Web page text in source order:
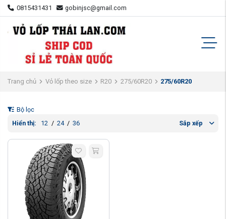
0815431431 gobinjsc@gmail.com
Trang chủ Vỏ lốp theo size R20 275/60R20 275/60R20
Bộ lọc
Hiển thị:
12 / 24 / 36 Sắp xếp